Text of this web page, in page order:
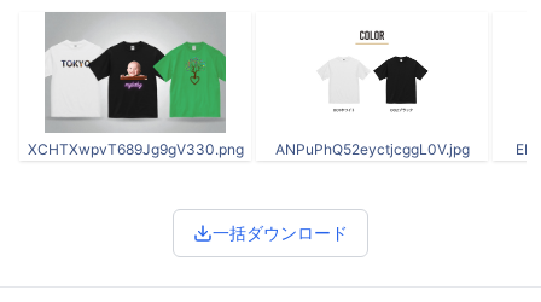
XCHTXwpvT689Jg9gV330.png ANPuPhQ52eyctjcggL0V.jpg
一括ダウンロード